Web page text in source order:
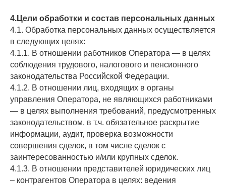
4.Цели обработки и состав персональных данных
4.1. Обработка персональных данных осуществляется
в следующих целях:
4.1.1. В отношении работников Оператора — в целях
соблюдения трудового, налогового и пенсионного
законодательства Российской Федерации.
4.1.2. В отношении лиц, входящих в органы
управления Оператора, не являющихся работниками
— в целях выполнения требований, предусмотренных
законодательством, в т.ч. обязательное раскрытие
информации, аудит, проверка возможности
совершения сделок, в том числе сделок с
заинтересованностью и/или крупных сделок.
4.1.3. В отношении представителей юридических лиц
– контрагентов Оператора в целях: ведения